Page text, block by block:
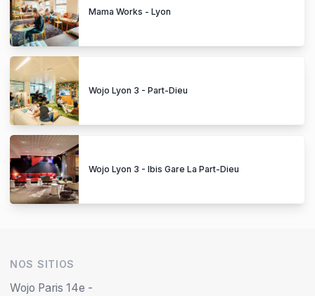
Mama Works - Lyon
Wojo Lyon 3 - Part-Dieu
Wojo Lyon 3 - Ibis Gare La Part-Dieu
NOS SITIOS
Wojo Paris 14e -